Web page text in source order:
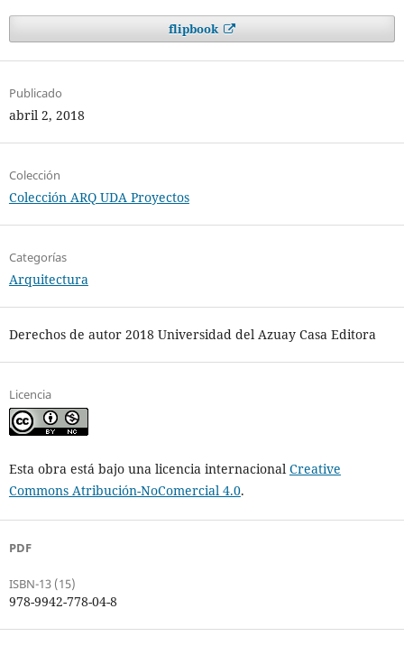
flipbook
Publicado
abril 2, 2018
Colección
Colección ARQ UDA Proyectos
Categorías
Arquitectura
Derechos de autor 2018 Universidad del Azuay Casa Editora
Licencia
Esta obra está bajo una licencia internacional Creative
Commons Atribución-NoComercial 4.0.
PDF
ISBN-13 (15)
978-9942-778-04-8